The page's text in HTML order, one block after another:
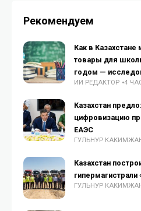
Рекомендуем
Как в
товары для
годом —
ИИ РЕДАКТОР 4
Казахстан
цифровизацию
ЕАЭС
ГУЛЬНУР
Казахстан
гипермагистрали
ГУЛЬНУР